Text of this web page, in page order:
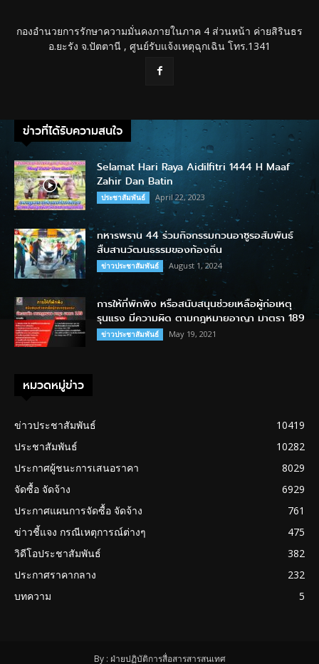
กองอำนวยการรักษาความมั่นคงภายในภาค 4 ส่วนหน้า ค่ายสิรินธร
อ.ยะรัง จ.ปัตตานี , ศูนย์รับแจ้งเหตุฉุกเฉิน โทร.1341
ข่าวที่ได้รับความสนใจ
Selamat Hari Raya Aidilfitri 1444 H Maaf
Zahir Dan Batin
ประชาสัมพันธ์ April 22, 2023
ทหารพราน 44 ร่วมกิจกรรมกวนอาซูรอสัมพันธ์
สืบสานวัฒนธรรมของท้องถิ่น
ข่าวประชาสัมพันธ์ August 1, 2024
การให้ที่พักพิง หรือสนับสนุนช่วยเหลือผู้ก่อเหตุ
รุนแรง มีความผิด ตามกฎหมายอาญา มาตรา 189
ข่าวประชาสัมพันธ์ May 19, 2021
หมวดหมู่ข่าว
ข่าวประชาสัมพันธ์
10419
ประชาสัมพันธ์
10282
ประกาศผู้ชนะการเสนอราคา
8029
จัดซื้อ จัดจ้าง
6929
ประกาศแผนการจัดซื้อ จัดจ้าง
761
ข่าวชี้แจง กรณีเหตุการณ์ต่างๆ
475
วิดีโอประชาสัมพันธ์
382
ประกาศราคากลาง
232
บทความ
5
By : ฝ่ายปฏิบัติการสื่อสารสารสนเทศ